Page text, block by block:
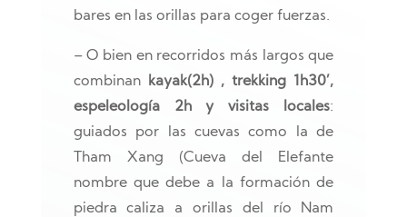
bares en las orillas para coger fuerzas.
– O bien en recorridos más largos que
combinan
kayak(2h) , trekking 1h30’,
espeleología 2h y visitas locales:
guiados por las cuevas como la de
Tham Xang (Cueva del Elefante
nombre que debe a la formación de
piedra caliza a orillas del río Nam